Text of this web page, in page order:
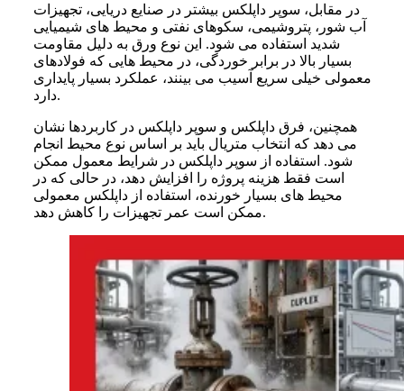
در مقابل، سوپر داپلکس بیشتر در صنایع دریایی، تجهیزات
آب شور، پتروشیمی، سکوهای نفتی و محیط های شیمیایی
شدید استفاده می شود. این نوع ورق به دلیل مقاومت
بسیار بالا در برابر خوردگی، در محیط هایی که فولادهای
معمولی خیلی سریع آسیب می بینند، عملکرد بسیار پایداری
دارد.
همچنین، فرق داپلکس و سوپر داپلکس در کاربردها نشان
می دهد که انتخاب متریال باید بر اساس نوع محیط انجام
شود. استفاده از سوپر داپلکس در شرایط معمول ممکن
است فقط هزینه پروژه را افزایش دهد، در حالی که در
محیط های بسیار خورنده، استفاده از داپلکس معمولی
ممکن است عمر تجهیزات را کاهش دهد.